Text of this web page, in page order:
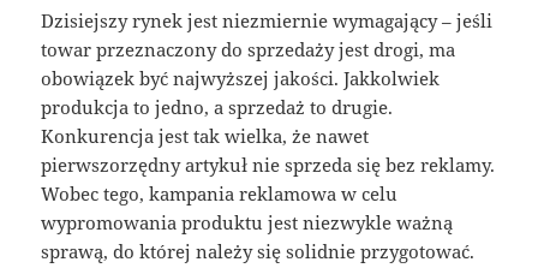
Dzisiejszy rynek jest niezmiernie wymagający – jeśli
towar przeznaczony do sprzedaży jest drogi, ma
obowiązek być najwyższej jakości. Jakkolwiek
produkcja to jedno, a sprzedaż to drugie.
Konkurencja jest tak wielka, że nawet
pierwszorzędny artykuł nie sprzeda się bez reklamy.
Wobec tego, kampania reklamowa w celu
wypromowania produktu jest niezwykle ważną
sprawą, do której należy się solidnie przygotować.